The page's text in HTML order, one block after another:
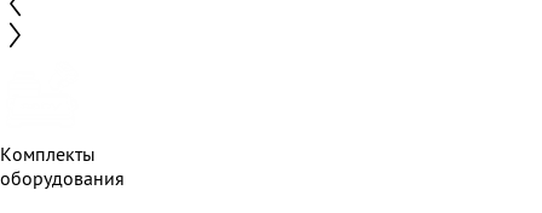
Комплекты
оборудования